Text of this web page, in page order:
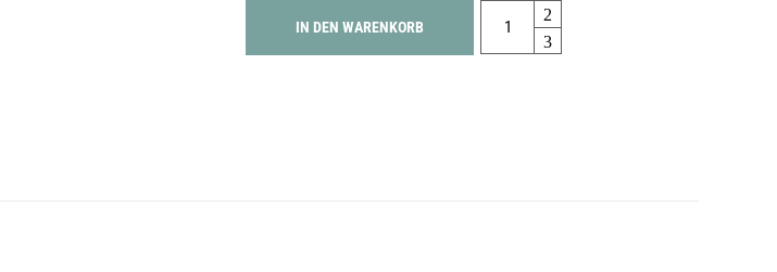
IN DEN WARENKORB